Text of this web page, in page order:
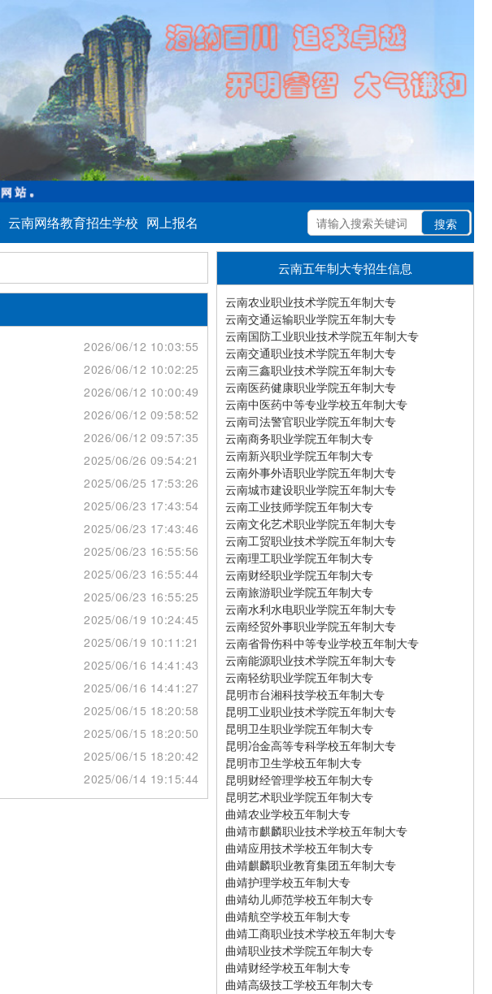
云南网络教育招生学校 网上报名
2026/06/12 10:03:55
2026/06/12 10:02:25
2026/06/12 10:00:49
2026/06/12 09:58:52
2026/06/12 09:57:35
2025/06/26 09:54:21
2025/06/25 17:53:26
2025/06/23 17:43:54
2025/06/23 17:43:46
2025/06/23 16:55:56
2025/06/23 16:55:44
2025/06/23 16:55:25
2025/06/19 10:24:45
2025/06/19 10:11:21
2025/06/16 14:41:43
2025/06/16 14:41:27
2025/06/15 18:20:58
2025/06/15 18:20:50
2025/06/15 18:20:42
2025/06/14 19:15:44
云南五年制大专招生信息
云南农业职业技术学院五年制大专
云南交通运输职业学院五年制大专
云南国防工业职业技术学院五年制大专
云南交通职业技术学院五年制大专
云南三鑫职业技术学院五年制大专
云南医药健康职业学院五年制大专
云南中医药中等专业学校五年制大专
云南司法警官职业学院五年制大专
云南商务职业学院五年制大专
云南新兴职业学院五年制大专
云南外事外语职业学院五年制大专
云南城市建设职业学院五年制大专
云南工业技师学院五年制大专
云南文化艺术职业学院五年制大专
云南工贸职业技术学院五年制大专
云南理工职业学院五年制大专
云南财经职业学院五年制大专
云南旅游职业学院五年制大专
云南水利水电职业学院五年制大专
云南经贸外事职业学院五年制大专
云南省骨伤科中等专业学校五年制大专
云南能源职业技术学院五年制大专
云南轻纺职业学院五年制大专
昆明市台湘科技学校五年制大专
昆明工业职业技术学院五年制大专
昆明卫生职业学院五年制大专
昆明冶金高等专科学校五年制大专
昆明市卫生学校五年制大专
昆明财经管理学校五年制大专
昆明艺术职业学院五年制大专
曲靖农业学校五年制大专
曲靖市麒麟职业技术学校五年制大专
曲靖应用技术学校五年制大专
曲靖麒麟职业教育集团五年制大专
曲靖护理学校五年制大专
曲靖幼儿师范学校五年制大专
曲靖航空学校五年制大专
曲靖工商职业技术学校五年制大专
曲靖职业技术学院五年制大专
曲靖财经学校五年制大专
曲靖高级技工学校五年制大专